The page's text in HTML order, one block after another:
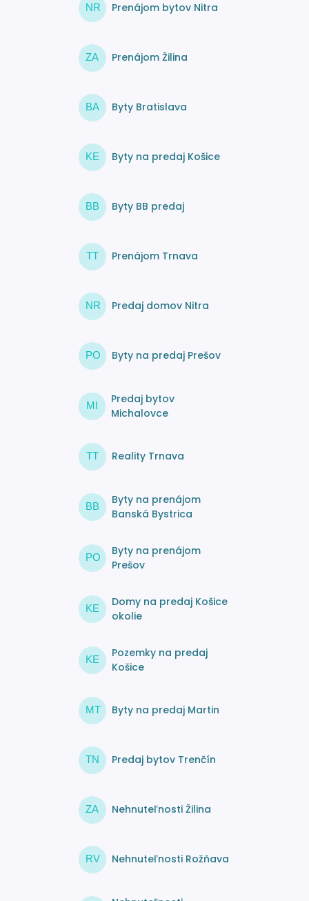
NR Prenájom bytov Nitra
ZA Prenájom Žilina
BA Byty Bratislava
KE Byty na predaj Košice
BB Byty BB predaj
TT Prenájom Trnava
NR Predaj domov Nitra
PO Byty na predaj Prešov
MI
Predaj bytov
Michalovce
TT Reality Trnava
BB
Byty na prenájom
Banská Bystrica
PO
Byty na prenájom
Prešov
KE
Domy na predaj Košice
okolie
KE
Pozemky na predaj
Košice
MT Byty na predaj Martin
TN Predaj bytov Trenčín
ZA Nehnuteľnosti Žilina
RV Nehnuteľnosti Rožňava